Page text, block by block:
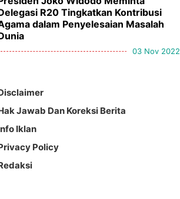
R20 Tingkatkan Kontribusi
dalam Penyelesaian Masalah
03 Nov 2022
Jawab Dan Koreksi Berita
Iklan
Policy